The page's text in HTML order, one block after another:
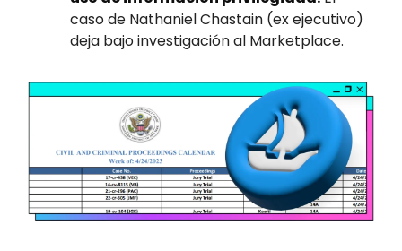
caso de Nathaniel Chastain (ex ejecutivo)
deja bajo investigación al Marketplace.